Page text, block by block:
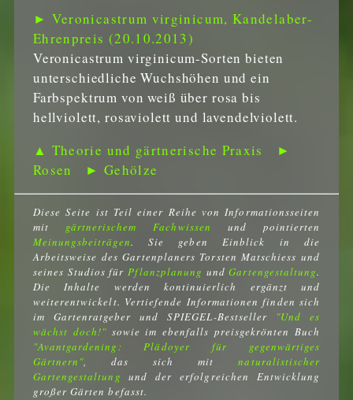
► Veronicastrum virginicum, Kandelaber-
Ehrenpreis (20.10.2013)
Veronicastrum virginicum-Sorten bieten
unterschiedliche Wuchshöhen und ein
Farbspektrum von weiß über rosa bis
hellviolett, rosaviolett und lavendelviolett.
▲ Theorie und gärtnerische Praxis
►
Rosen
► Gehölze
Diese Seite ist Teil einer Reihe von Informationsseiten
mit gärtnerischem Fachwissen und pointierten
Meinungsbeiträgen. Sie geben Einblick in die
Arbeitsweise des Gartenplaners Torsten Matschiess und
seines Studios für Pflanzplanung undGartengestaltung.
Die Inhalte werden kontinuierlich ergänzt und
weiterentwickelt. Vertiefende Informationen finden sich
im Gartenratgeber und SPIEGEL-Bestseller
"Und es
wächst doch!"sowie im ebenfalls preisgekrönten Buch
"Avantgardening: Plädoyer für gegenwärtiges
Gärtnern", das sich mitnaturalistischer
Gartengestaltung und der erfolgreichen Entwicklung
großer Gärten befasst.